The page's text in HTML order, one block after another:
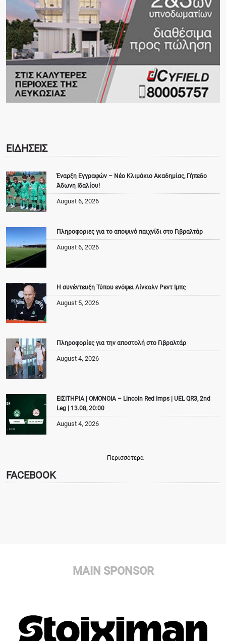
ΕΙΔΗΣΕΙΣ
Έναρξη Εγγραφών – Νέο Κλιμάκιο Ακαδημίας, Γήπεδο
Άδωνη Ιδαλίου!
August 6, 2026
Πληροφοριες για το αποψινό παιχνίδι στο Γιβραλτάρ
August 6, 2026
Η συνέντευξη Τύπου ενόψει Λίνκολν Ρεντ Ιμπς
August 5, 2026
Πληροφορίες για την αποστολή στο Γιβραλτάρ
August 4, 2026
ΕΙΣΙΤΗΡΙΑ | ΟΜΟΝΟΙΑ – Lincoln Red Imps | UEL QR3, 2nd
Leg | 13.08, 20:00
August 4, 2026
Περισσότερα
FACEBOOK
MAIN SPONSOR